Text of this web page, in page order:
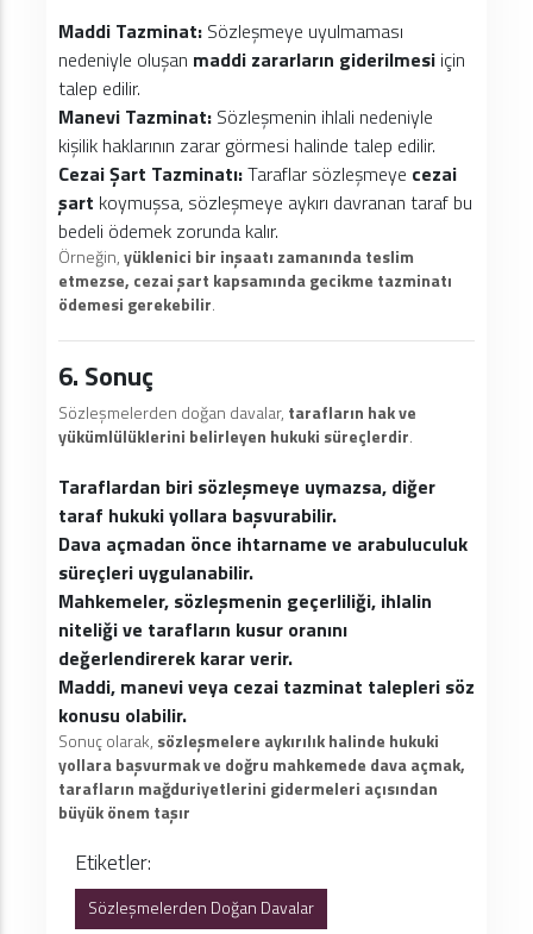
Maddi Tazminat: Sözleşmeye uyulmaması
nedeniyle oluşan maddi zararların giderilmesi için
talep edilir.
Manevi Tazminat: Sözleşmenin ihlali nedeniyle
kişilik haklarının zarar görmesi halinde talep edilir.
Cezai Şart Tazminatı:Taraflar sözleşmeye cezai
şart koymuşsa, sözleşmeye aykırı davranan taraf bu
bedeli ödemek zorunda kalır.
Örneğin,yüklenici bir inşaatı zamanında teslim
etmezse, cezai şart kapsamında gecikme tazminatı
ödemesi gerekebilir.
6. Sonuç
Sözleşmelerden doğan davalar, tarafların hak ve
yükümlülüklerini belirleyen hukuki süreçlerdir.
Taraflardan biri sözleşmeye uymazsa, diğer
taraf hukuki yollara başvurabilir.
Dava açmadan önce ihtarname ve arabuluculuk
süreçleri uygulanabilir.
Mahkemeler, sözleşmenin geçerliliği, ihlalin
niteliği ve tarafların kusur oranını
değerlendirerek karar verir.
Maddi, manevi veya cezai tazminat talepleri söz
konusu olabilir.
Sonuç olarak, sözleşmelere aykırılık halinde hukuki
yollara başvurmak ve doğru mahkemede dava açmak,
tarafların mağduriyetlerini gidermeleri açısından
büyük önem taşır
Etiketler:
Sözleşmelerden Doğan Davalar